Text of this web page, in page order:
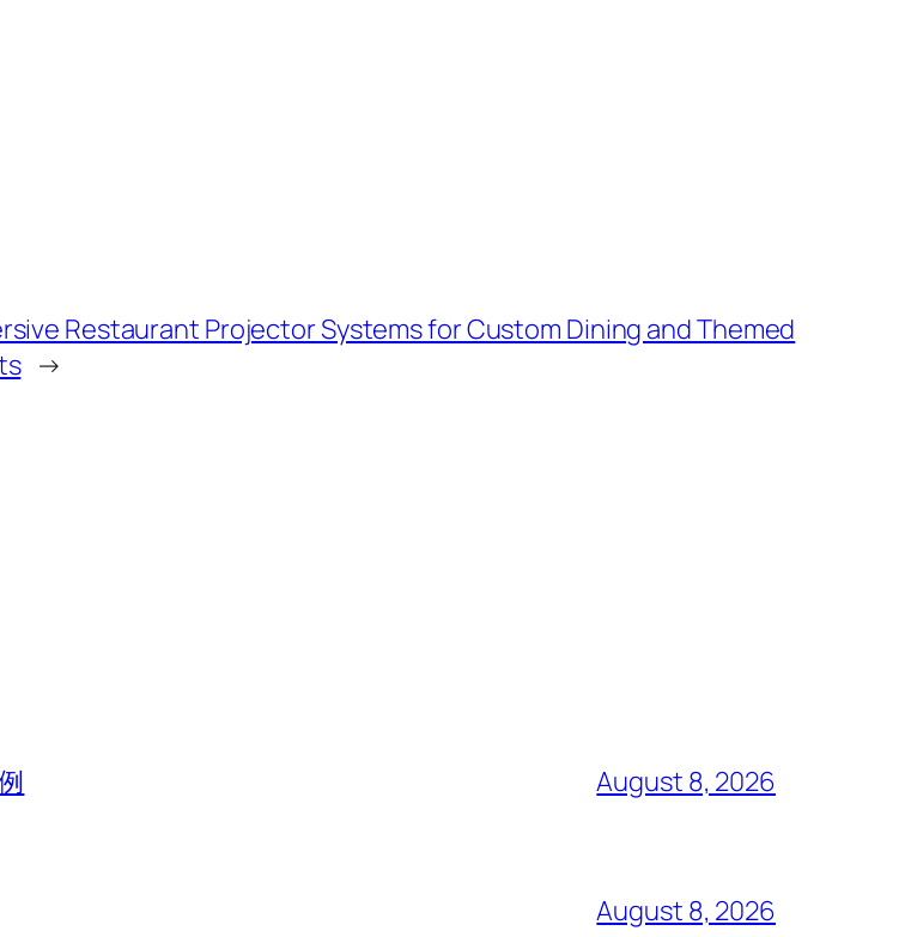
Restaurant Projector Systems for Custom Dining and Themed
→
August 8, 2026
August 8, 2026